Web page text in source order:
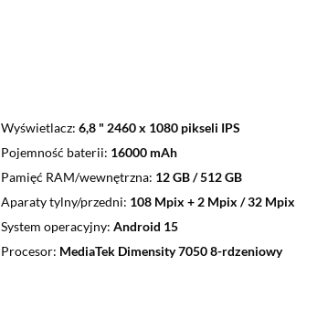
Wyświetlacz 6,8 " 2460 x 1080 pikseli IPS
Pojemność baterii 16000 mAh
Pamięć RAM/wewnętrzna 12 GB / 512 GB
Aparaty tylny/przedni 108 Mpix + 2 Mpix / 32 Mpix
System operacyjny Android 15
Procesor MediaTek Dimensity 7050 8-rdzeniowy